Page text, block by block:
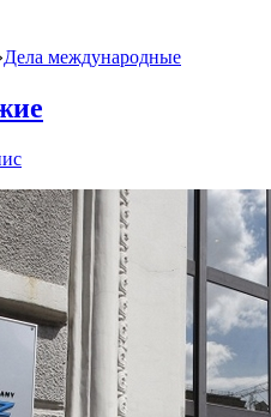
Дела международные